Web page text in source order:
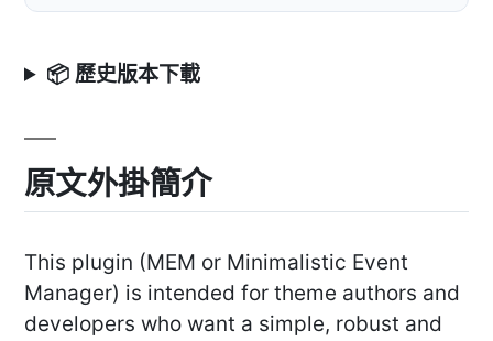
📦 歷史版本下載
原文外掛簡介
This plugin (MEM or Minimalistic Event
Manager) is intended for theme authors and
developers who want a simple, robust and